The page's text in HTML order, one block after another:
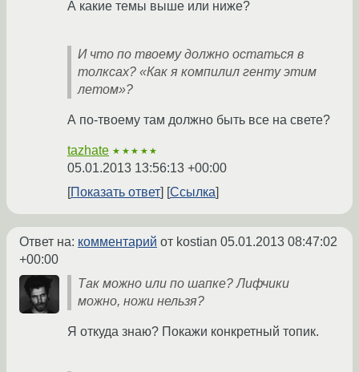
А какие темы выше или ниже?
И что по твоему должно остаться в
толксах? «Как я компилил генту этим
летом»?
А по-твоему там должно быть все на свете?
tazhate ★★★★★
05.01.2013 13:56:13 +00:00
Показать ответ
Ссылка
Ответ на: комментарий от kostian 05.01.2013 08:47:02
+00:00
Так можно или по шапке? Лифчики
можно, ножи нельзя?
Я откуда знаю? Покажи конкретный топик.